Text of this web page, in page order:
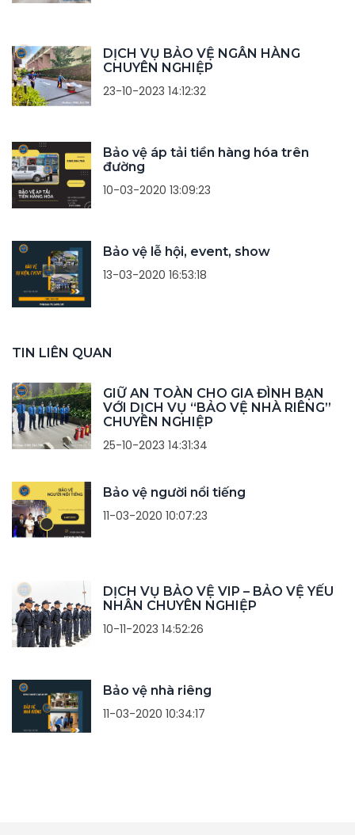
DỊCH VỤ BẢO VỆ NGÂN HÀNG
CHUYÊN NGHIỆP
23-10-2023 14:12:32
Bảo vệ áp tải tiền hàng hóa trên
đường
10-03-2020 13:09:23
Bảo vệ lễ hội, event, show
13-03-2020 16:53:18
TIN LIÊN QUAN
GIỮ AN TOÀN CHO GIA ĐÌNH BẠN
VỚI DỊCH VỤ “BẢO VỆ NHÀ RIÊNG”
CHUYÊN NGHIỆP
25-10-2023 14:31:34
Bảo vệ người nổi tiếng
11-03-2020 10:07:23
DỊCH VỤ BẢO VỆ VIP – BẢO VỆ YẾU
NHÂN CHUYÊN NGHIỆP
10-11-2023 14:52:26
Bảo vệ nhà riêng
11-03-2020 10:34:17